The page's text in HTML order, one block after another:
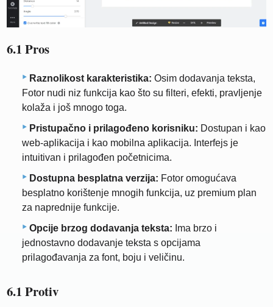
6.1 Pros
Raznolikost karakteristika: Osim dodavanja teksta,
Fotor nudi niz funkcija kao što su filteri, efekti, pravljenje
kolaža i još mnogo toga.
Pristupačno i prilagođeno korisniku: Dostupan i kao
web-aplikacija i kao mobilna aplikacija. Interfejs je
intuitivan i prilagođen početnicima.
Dostupna besplatna verzija: Fotor omogućava
besplatno korištenje mnogih funkcija, uz premium plan
za naprednije funkcije.
Opcije brzog dodavanja teksta: Ima brzo i
jednostavno dodavanje teksta s opcijama
prilagođavanja za font, boju i veličinu.
6.1 Protiv